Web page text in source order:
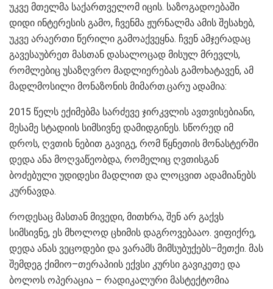
უკვე მთელმა საქართველომ იცის. საზოგადოებაში
დიდი ინტერესის გამო, ჩვენმა ჟურნალმა ამის შესახებ,
უკვე არაერთი წერილი გამოაქვეყნა. ჩვენ ამჯერადაც
გავესაუბრეთ მასთან დასალოცად მისულ მრევლს,
რომლებიც უსაზღვრო მადლიერებას გამოხატავენ, ამ
მადლმოსილი მონაზონის მიმართ.ცარუ ადამია:
2015 წელს ექიმებმა სარძევე ჯირკვლის ავთვისებიანი,
მესამე სტადიის სიმსივნე დამიდგინეს. სწორედ იმ
დროს, ღვთის ნებით გავიგე, რომ წყნეთის მონასტერში
დედა ანა მოღვაწეობდა, რომელიც ღვთისგან
ბოძებული უდიდესი მადლით და ლოცვით ადამიანებს
კურნავდა.
როდესაც მასთან მივედი, მითხრა, შენ არ გაქვს
სიმსივნე, ეს მხოლოდ ცხიმის დაგროვებააო. ვიფიქრე,
დედა ანას ვეცოდები და ვარამს მიმსუბუქებს–მეთქი. მას
შემდეგ ქიმიო–თერაპიის ექვსი კურსი გავიკეთე და
ბოლოს ოპერაცია – რადიკალური მასტექტომია